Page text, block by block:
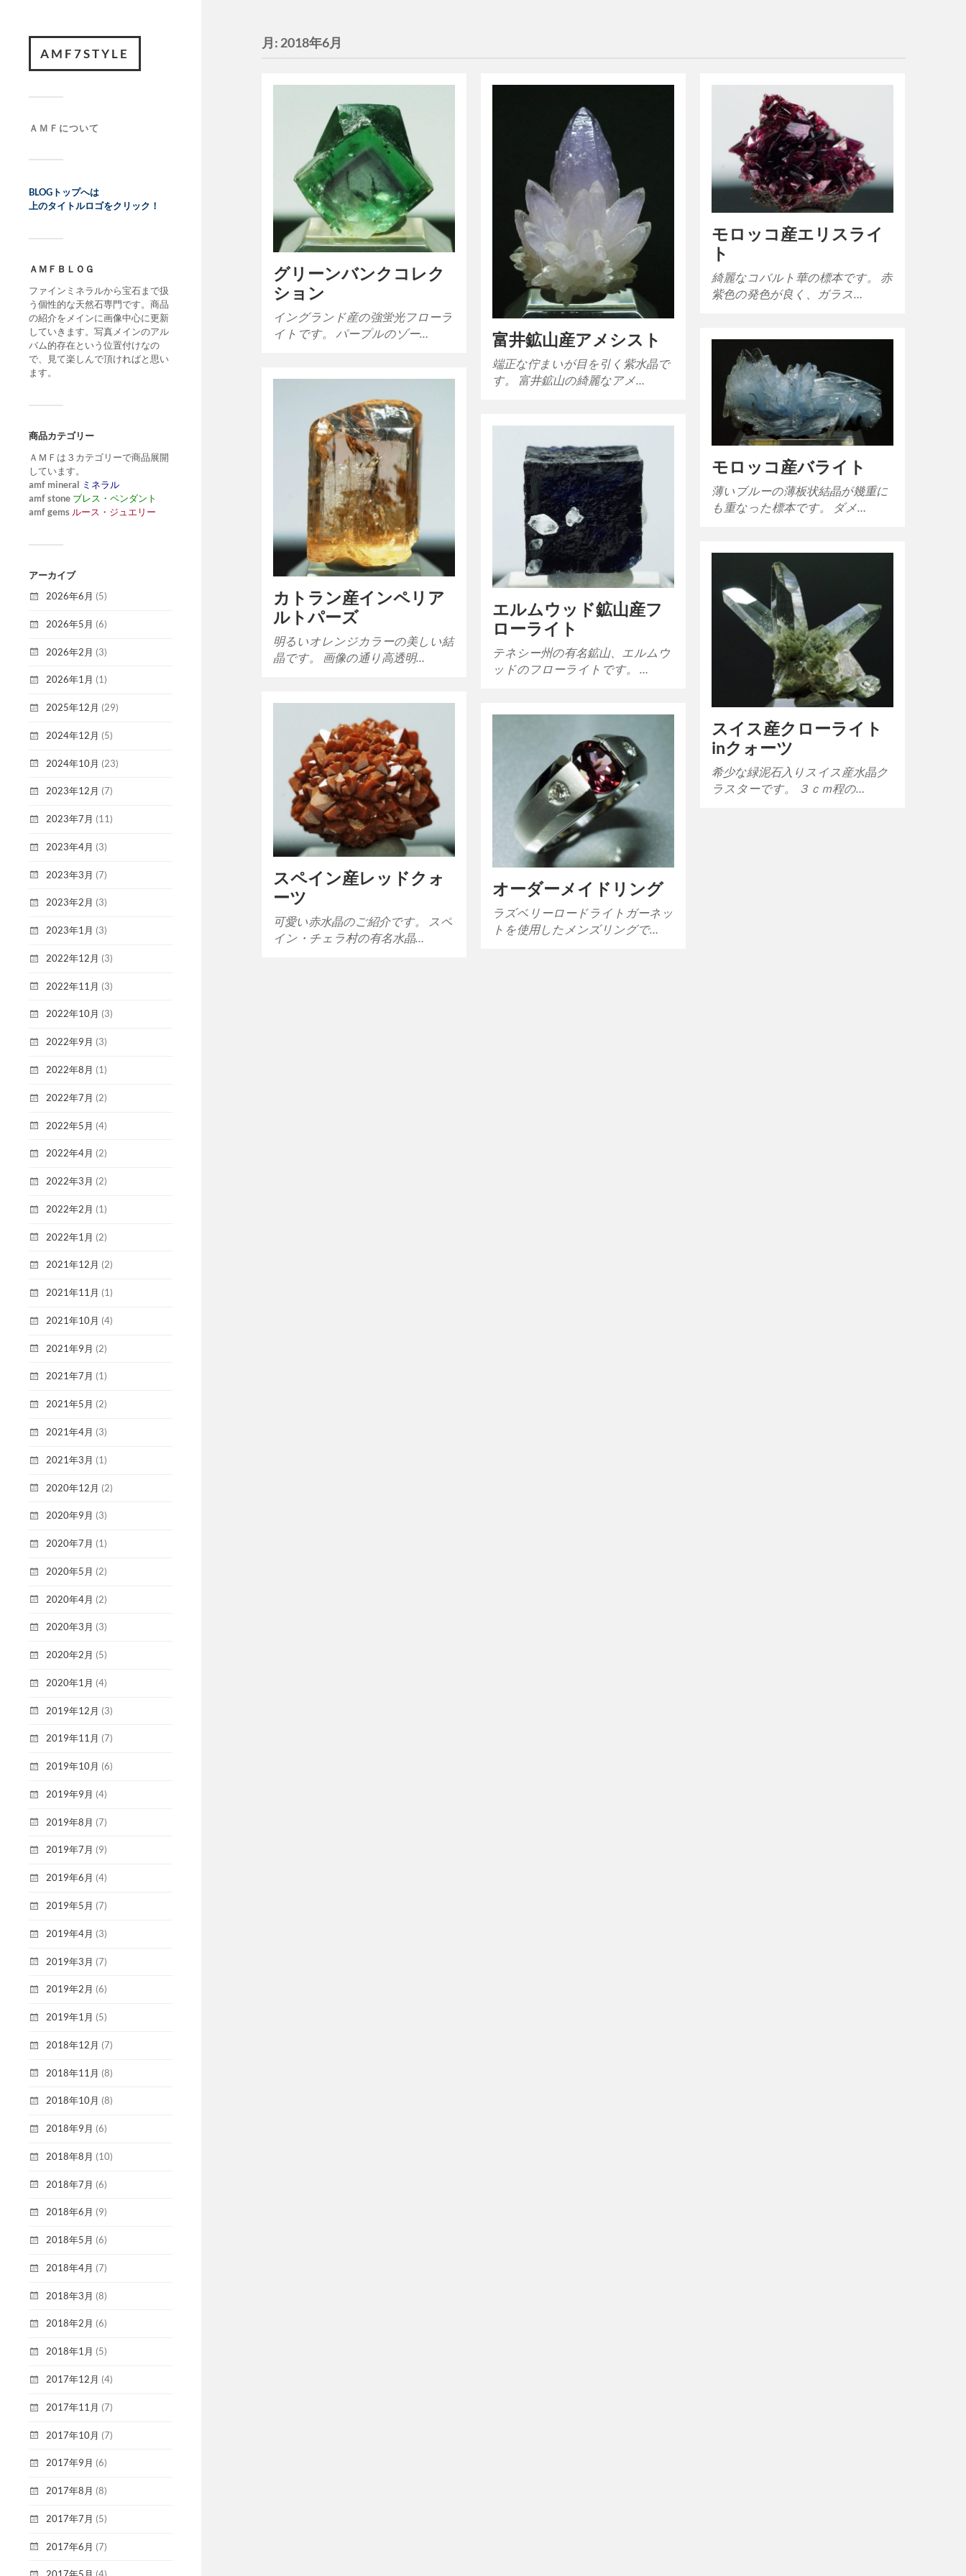
AMF7STYLE
ＡＭＦについて
BLOGトップへは
上のタイトルロゴをクリック！
ＡＭＦＢＬＯＧ
ファインミネラルから宝石まで扱
う個性的な天然石専門です。商品
の紹介をメインに画像中心に更新
していきます。写真メインのアル
バム的存在という位置付けなの
で、見て楽しんで頂ければと思い
ます。
商品カテゴリー
ＡＭＦは３カテゴリーで商品展開
しています。
amf mineral ミネラル
amf stone ブレス・ペンダント
amf gems ルース・ジュエリー
アーカイブ
2026年6月 (5)
2026年5月 (6)
2026年2月 (3)
2026年1月 (1)
2025年12月 (29)
2024年12月 (5)
2024年10月 (23)
2023年12月 (7)
2023年7月 (11)
2023年4月 (3)
2023年3月 (7)
2023年2月 (3)
2023年1月 (3)
2022年12月 (3)
2022年11月 (3)
2022年10月 (3)
2022年9月 (3)
2022年8月 (1)
2022年7月 (2)
2022年5月 (4)
2022年4月 (2)
2022年3月 (2)
2022年2月 (1)
2022年1月 (2)
2021年12月 (2)
2021年11月 (1)
2021年10月 (4)
2021年9月 (2)
2021年7月 (1)
2021年5月 (2)
2021年4月 (3)
2021年3月 (1)
2020年12月 (2)
2020年9月 (3)
2020年7月 (1)
2020年5月 (2)
2020年4月 (2)
2020年3月 (3)
2020年2月 (5)
2020年1月 (4)
2019年12月 (3)
2019年11月 (7)
2019年10月 (6)
2019年9月 (4)
2019年8月 (7)
2019年7月 (9)
2019年6月 (4)
2019年5月 (7)
2019年4月 (3)
2019年3月 (7)
2019年2月 (6)
2019年1月 (5)
2018年12月 (7)
2018年11月 (8)
2018年10月 (8)
2018年9月 (6)
2018年8月 (10)
2018年7月 (6)
2018年6月 (9)
2018年5月 (6)
2018年4月 (7)
2018年3月 (8)
2018年2月 (6)
2018年1月 (5)
2017年12月 (4)
2017年11月 (7)
2017年10月 (7)
2017年9月 (6)
2017年8月 (8)
2017年7月 (5)
2017年6月 (7)
月: 2018年6月
グリーンバンクコレク
ション
イングランド産の強蛍光フローラ
イトです。 パープルのゾー…
富井鉱山産アメシスト
端正な佇まいが目を引く紫水晶で
す。 富井鉱山の綺麗なアメ…
モロッコ産エリスライ
ト
綺麗なコバルト華の標本です。 赤
紫色の発色が良く、ガラス…
モロッコ産バライト
薄いブルーの薄板状結晶が幾重に
も重なった標本です。 ダメ…
カトラン産インペリア
ルトパーズ
明るいオレンジカラーの美しい結
晶です。 画像の通り高透明…
エルムウッド鉱山産フ
ローライト
テネシー州の有名鉱山、エルムウ
ッドのフローライトです。 …
スイス産クローライト
inクォーツ
希少な緑泥石入りスイス産水晶ク
ラスターです。 ３ｃｍ程の…
スペイン産レッドクォ
ーツ
可愛い赤水晶のご紹介です。 スペ
イン・チェラ村の有名水晶…
オーダーメイドリング
ラズベリーロードライトガーネッ
トを使用したメンズリングで…